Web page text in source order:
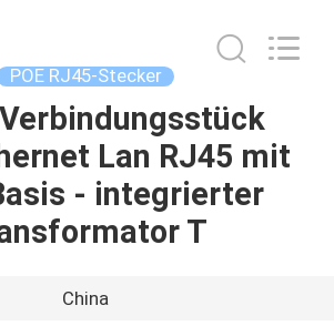
POE RJ45-Stecker
Lan RJ45 mit
- integrierter
T
China